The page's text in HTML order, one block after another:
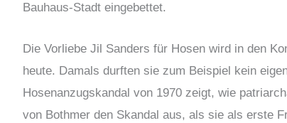
Bauhaus-Stadt eingebettet.
Die Vorliebe Jil Sanders für Hosen wird in den
heute. Damals durften sie zum Beispiel kein
Hosenanzugskandal von 1970 zeigt, wie
von Bothmer den Skandal aus, als sie als erste